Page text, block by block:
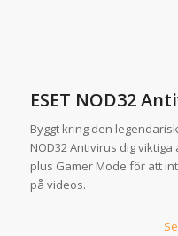
ESET NOD32
Byggt kring den
NOD32 Antivirus dig
plus Gamer Mode för att
på videos.